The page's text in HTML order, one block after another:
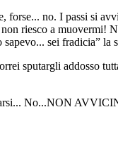
no. I passi si
riesco a
sei fradicia” la
sputargli addosso
No...NON